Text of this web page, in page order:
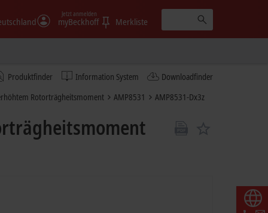
myBeckhoff
Jetzt anmelden
Merkliste
Produktfinder Information System
Downloadfinder
Rotorträgheitsmoment AMP8531 AMP8531-Dx3z